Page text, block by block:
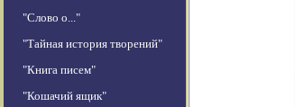
"Слово о..."
"Тайная история творений"
"Книга писем"
"Кошачий ящик"